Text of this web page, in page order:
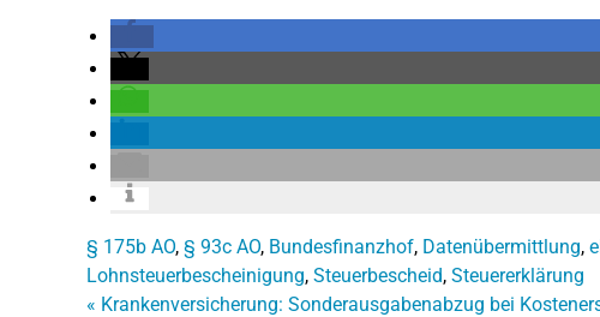
§ 175b AO, § 93c AO, Bundesfinanzhof, Datenübermittlung,
Lohnsteuerbescheinigung, Steuerbescheid, Steuererklärung
« Krankenversicherung: Sonderausgabenabzug bei